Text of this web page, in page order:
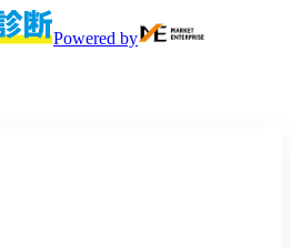
Powered by